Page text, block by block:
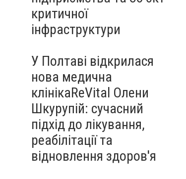
критичної
інфраструктури
У Полтаві відкрилася
нова медична
клінікаReVital Олени
Шкурупій: сучасний
підхід до лікування,
реабілітації та
відновлення здоров'я